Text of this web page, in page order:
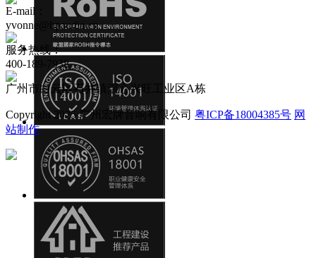
E-mail：
yvonne@hpaudio.cn
服务热线：
400-189-7938
广州市白云区石井镇滘心兴旺工业区A栋
Copyright 2025 广州宏牌音响有限公司 粤ICP备18004385号 网
站制作